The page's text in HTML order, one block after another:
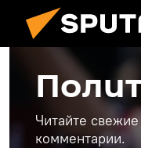
Читайте
комментарии.